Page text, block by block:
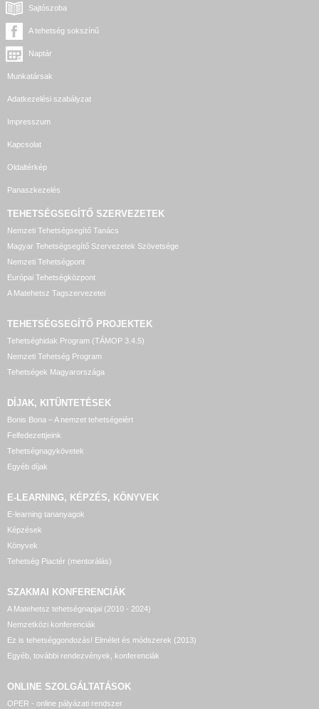
Sajtószoba
A tehetség sokszínű
Naptár
Munkatársak
Adatkezelési szabályzat
Impresszum
Kapcsolat
Oldaltérkép
Panaszkezelés
TEHETSÉGSEGÍTŐ SZERVEZETEK
Nemzeti Tehetségsegítő Tanács
Magyar Tehetségsegítő Szervezetek Szövetsége
Nemzeti Tehetségpont
Európai Tehetségközpont
A Matehetsz Tagszervezetei
TEHETSÉGSEGÍTŐ PROJEKTEK
Tehetséghidak Program (TÁMOP 3.4.5)
Nemzeti Tehetség Program
Tehetségek Magyarországa
DÍJAK, KITÜNTETÉSEK
Bonis Bona – A nemzet tehetségeiért
Felfedezettjeink
Tehetségnagykövetek
Egyéb díjak
E-LEARNING, KÉPZÉS, KÖNYVEK
E-learning tananyagok
Képzések
Könyvek
Tehetség Piactér (mentorálás)
SZAKMAI KONFERENCIÁK
A Matehetsz tehetségnapjai (2010 - 2024)
Nemzetközi konferenciák
Ez is tehetséggondozás! Elmélet és módszerek (2013)
Egyéb, további rendezvények, konferenciák
ONLINE SZOLGÁLTATÁSOK
OPER - online pályázati rendszer